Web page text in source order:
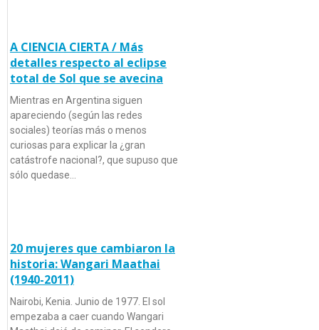
A CIENCIA CIERTA / Más
detalles respecto al eclipse
total de Sol que se avecina
Mientras en Argentina siguen
apareciendo (según las redes
sociales) teorías más o menos
curiosas para explicar la ¿gran
catástrofe nacional?, que supuso que
sólo quedase…
20 mujeres que cambiaron la
historia: Wangari Maathai
(1940-2011)
Nairobi, Kenia. Junio de 1977. El sol
empezaba a caer cuando Wangari